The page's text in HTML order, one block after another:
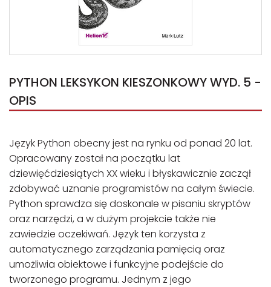
PYTHON LEKSYKON KIESZONKOWY WYD. 5 -
OPIS
Język Python obecny jest na rynku od ponad 20 lat.
Opracowany został na początku lat
dziewięćdziesiątych XX wieku i błyskawicznie zaczął
zdobywać uznanie programistów na całym świecie.
Python sprawdza się doskonale w pisaniu skryptów
oraz narzędzi, a w dużym projekcie także nie
zawiedzie oczekiwań. Język ten korzysta z
automatycznego zarządzania pamięcią oraz
umożliwia obiektowe i funkcyjne podejście do
tworzonego programu. Jednym z jego